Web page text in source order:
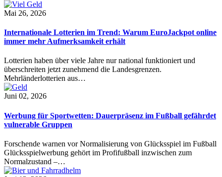
Mai 26, 2026
Internationale Lotterien im Trend: Warum EuroJackpot online
immer mehr Aufmerksamkeit erhält
Lotterien haben über viele Jahre nur national funktioniert und
überschreiten jetzt zunehmend die Landesgrenzen.
Mehrländerlotterien aus…
Juni 02, 2026
Werbung für Sportwetten: Dauerpräsenz im Fußball gefährdet
vulnerable Gruppen
Forschende warnen vor Normalisierung von Glücksspiel im Fußball
Glücksspielwerbung gehört im Profifußball inzwischen zum
Normalzustand –…